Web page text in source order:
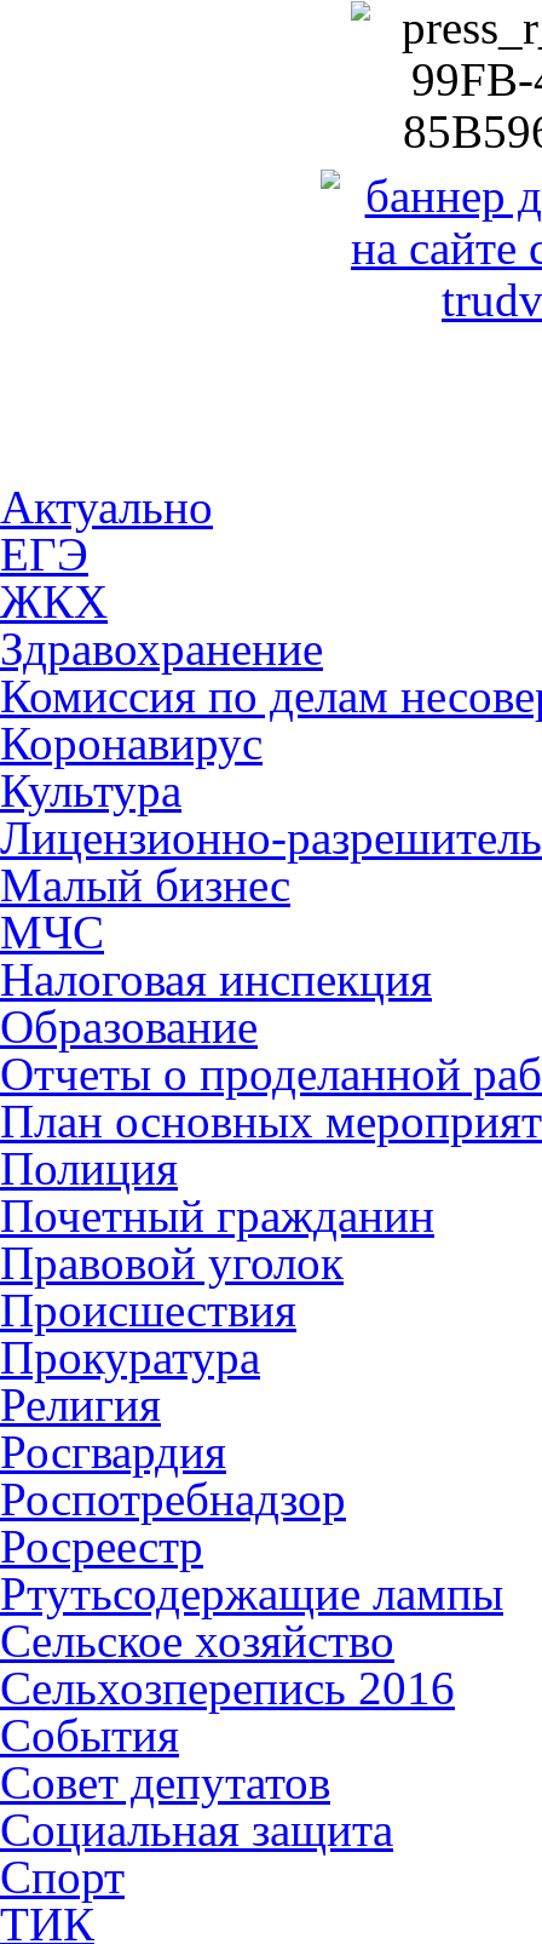
Актуально
ЕГЭ
ЖКХ
Здравохранение
Комиссия по делам
Коронавирус
Культура
Лицензионно-
Малый бизнес
МЧС
Налоговая инспекция
Образование
Отчеты о проделанной
План основных
Полиция
Почетный гражданин
Правовой уголок
Происшествия
Прокуратура
Религия
Росгвардия
Роспотребнадзор
Росреестр
Ртутьсодержащие лампы
Сельское хозяйство
Сельхозперепись 2016
События
Совет депутатов
Социальная защита
Спорт
ТИК